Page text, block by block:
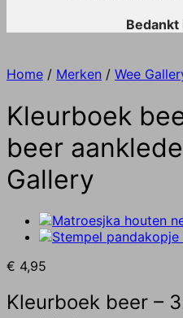
Bedankt
Home / Merken / Wee
Kleurboek
beer
Gallery
€ 4,95
Kleurboek beer –